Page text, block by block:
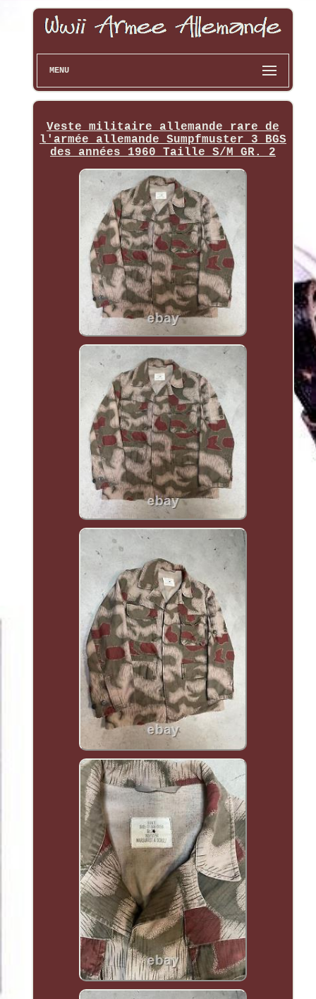
MENU
Veste militaire allemande rare de
l'armée allemande Sumpfmuster 3 BGS
des années 1960 Taille S/M GR. 2